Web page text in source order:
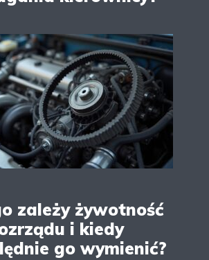
zależy żywotność
i kiedy
go wymienić?